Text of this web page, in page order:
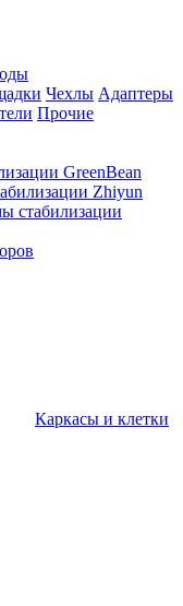
Чехлы Адаптеры
Прочие
GreenBean
Zhiyun
стабилизации
Каркасы и клетки